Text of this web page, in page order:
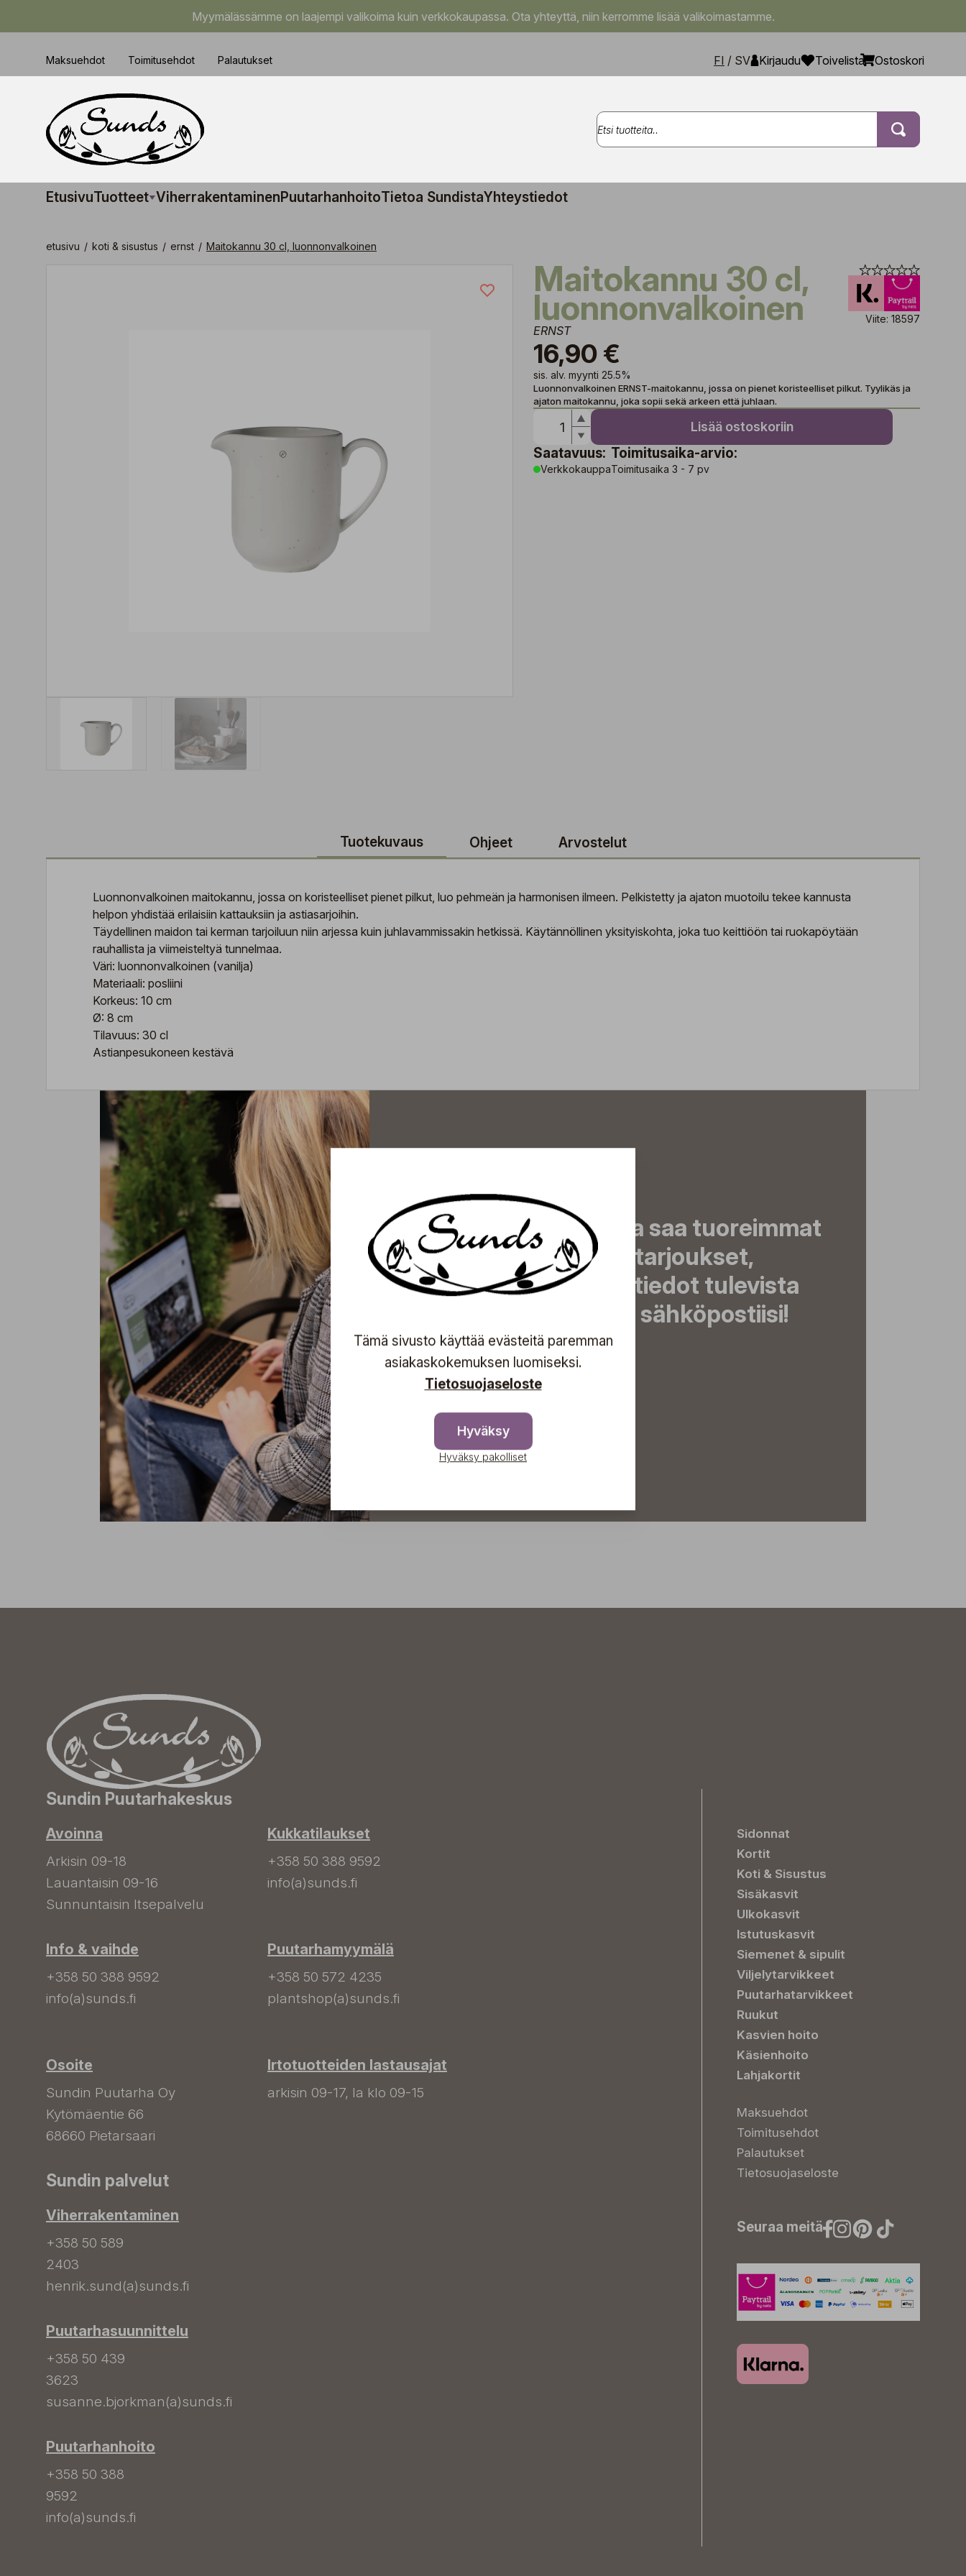
Myymälässämme on laajempi valikoima kuin verkkokaupassa. Ota yhteyttä, niin kerromme lisää valikoimastamme.
Maksuehdot Toimitusehdot Palautukset FI / SV Kirjaudu Toivelista Ostoskori
EtusivuTuotteet ViherrakentaminenPuutarhanhoitoTietoa SundistaYhteystiedot
etusivu / koti & sisustus / ernst / Maitokannu 30 cl, luonnonvalkoinen
Maitokannu 30 cl,
luonnonvalkoinen
ERNST
16,90 €
sis. alv. myynti 25.5%
Viite: 18597
Luonnonvalkoinen ERNST-maitokannu, jossa on pienet koristeelliset pilkut. Tyylikäs ja
ajaton maitokannu, joka sopii sekä arkeen että juhlaan.
Lisää ostoskoriin
Saatavuus:
Verkkokauppa
Toimitusaika-arvio:
Toimitusaika 3 - 7 pv
Tuotekuvaus Ohjeet Arvostelut
Luonnonvalkoinen maitokannu, jossa on koristeelliset pienet pilkut, luo pehmeän ja harmonisen ilmeen. Pelkistetty ja ajaton muotoilu tekee kannusta
helpon yhdistää erilaisiin kattauksiin ja astiasarjoihin.
Täydellinen maidon tai kerman tarjoiluun niin arjessa kuin juhlavammissakin hetkissä. Käytännöllinen yksityiskohta, joka tuo keittiöön tai ruokapöytään
rauhallista ja viimeisteltyä tunnelmaa.
Väri: luonnonvalkoinen (vanilja)
Materiaali: posliini
Korkeus: 10 cm
Ø: 8 cm
Tilavuus: 30 cl
Astianpesukoneen kestävä
Tilaa uutiskirjeemme ja saa tuoreimmat
uutiset, eksklusiiviset tarjoukset,
inspiroivat vinkit sekä tiedot tulevista
tapahtumista suoraan sähköpostiisi!
Tilaa
Sundin Puutarhakeskus
Avoinna
Arkisin 09-18
Lauantaisin 09-16
Sunnuntaisin Itsepalvelu
Info & vaihde
+358 50 388 9592
info(a)sunds.fi
Osoite
Sundin Puutarha Oy
Kytömäentie 66
68660 Pietarsaari
Kukkatilaukset
+358 50 388 9592
info(a)sunds.fi
Puutarhamyymälä
+358 50 572 4235
plantshop(a)sunds.fi
Irtotuotteiden lastausajat
arkisin 09-17, la klo 09-15
Sundin palvelut
Viherrakentaminen
+358 50 589
2403
henrik.sund(a)sunds.fi
Puutarhasuunnittelu
+358 50 439
3623
susanne.bjorkman(a)sunds.fi
Puutarhanhoito
+358 50 388
9592
info(a)sunds.fi
Sidonnat
Kortit
Koti & Sisustus
Sisäkasvit
Ulkokasvit
Istutuskasvit
Siemenet & sipulit
Viljelytarvikkeet
Puutarhatarvikkeet
Ruukut
Kasvien hoito
Käsienhoito
Lahjakortit
Maksuehdot
Toimitusehdot
Palautukset
Tietosuojaseloste
Seuraa meitä
Tämä sivusto käyttää evästeitä paremman
asiakaskokemuksen luomiseksi.
Tietosuojaseloste
Hyväksy
Hyväksy pakolliset